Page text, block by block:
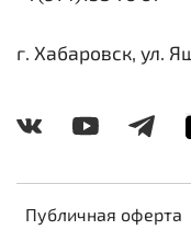
Публичная оферта
г. Хабаровск, ул.